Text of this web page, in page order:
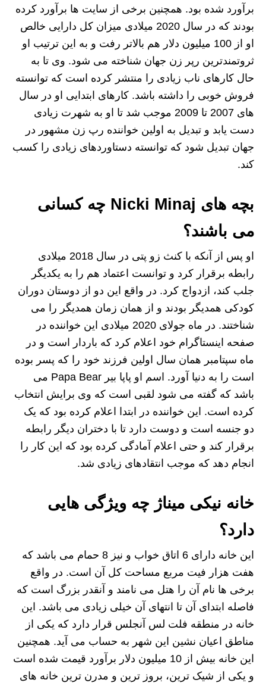
برآورد شده بود. همچنین برخی از سایت ها برآورد کرده
بودند که در سال 2020 میلادی میزان کل دارایی خالص
او از 100 میلیون دلار هم بالاتر رفت و به این ترتیب او
ثروتمندترین رپر زن جهان شناخته می شود. وی تا به
حال کارهای ناب زیادی را منتشر کرده است که توانسته
فروش خوبی را داشته باشد. کارهای ابتدایی او در سال
های 2007 تا 2009 موجب شد تا او به شهرت زیادی
دست یابد و تبدیل به اولین خواننده رپ زن مشهور در
جهان تبدیل شود که توانسته دستاوردهای زیادی را کسب
کند.
بچه های Nicki Minaj چه کسانی
می باشند؟
او پس از آنکه با کنث زو پتی در سال 2018 میلادی
رابطه برقرار کرد و توانست اعتماد هم را به یکدیگر
جلب کند، ازدواج کرد. در واقع این دو از دوستان دوران
کودکی همدیگر بودند و از همان زمان همدیگر را می
شناختند. در ماه جولای 2020 میلادی این خواننده در
صفحه اینستاگرام خود اعلام کرد که باردار است و در
ماه سپتامبر همان سال اولین فرزند خود را که پسر بوده
است را به دنیا آورد. اسم او پاپا بیر Papa Bear می
باشد که گفته می شود لقبی است که وی برایش انتخاب
کرده است. این خواننده در ابتدا اعلام کرده بود که یک
دو جنسه است و دوست دارد تا با دختران دیگر رابطه
برقرار کند و حتی اعلام آمادگی کرده بود که این کار را
انجام دهد که موجب انتقادهای زیادی شد.
خانه نیکی میناژ چه ویژگی هایی
دارد؟
این خانه دارای 6 اتاق خواب و نیز 8 حمام می باشد که
هفت هزار فیت مربع مساحت کل آن است. در واقع
برخی ها نام آن را هتل می نامند و آنقدر بزرگ است که
فاصله ابتدای آن تا انتهای آن خیلی زیادی می باشد. این
خانه در منطقه فلت لس آنجلس قرار دارد که یکی از
مناطق اعیان نشین این شهر به حساب می آید. همچنین
این خانه بیش از 10 میلیون دلار برآورد قیمت شده است
و یکی از شیک ترین، بروز ترین و مدرن ترین خانه های